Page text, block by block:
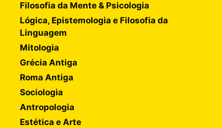
Filosofia da Mente & Psicologia
Lógica, Epistemologia e Filosofia da
Linguagem
Mitologia
Grécia Antiga
Roma Antiga
Sociologia
Antropologia
Estética e Arte